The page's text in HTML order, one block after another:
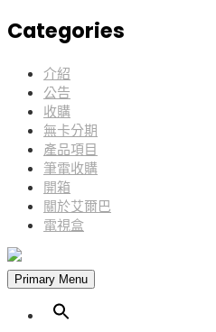
Categories
介紹
公告
收購
無卡分期
產品項目
筆電收購
開箱
關於艾爾巴
電視盒
Primary Menu